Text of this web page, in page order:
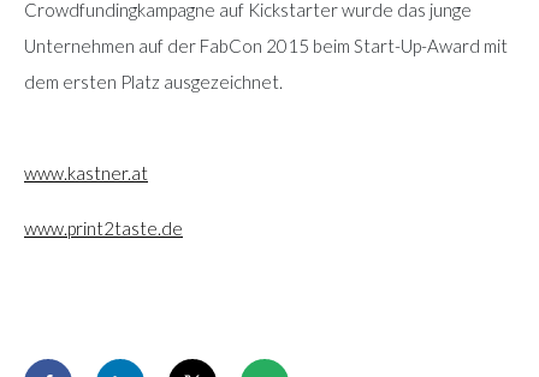
Crowdfundingkampagne auf Kickstarter wurde das junge
Unternehmen auf der FabCon 2015 beim Start-Up-Award mit
dem ersten Platz ausgezeichnet.
www.kastner.at
www.print2taste.de